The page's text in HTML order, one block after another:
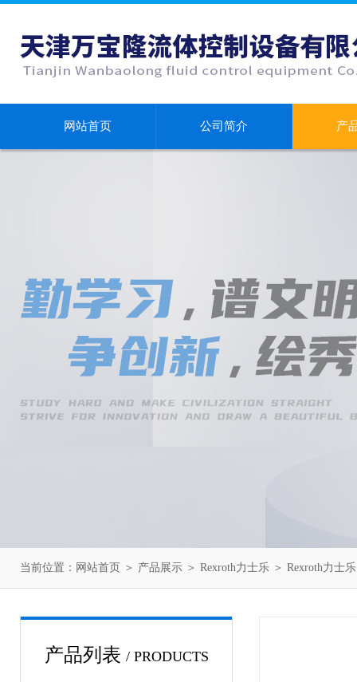
网站首页 公司简介 产
当前位置： 网站首页 ＞ 产品展示 ＞ Rexroth力士乐 ＞ Rexroth力士
产品列表 / PRODUCTS